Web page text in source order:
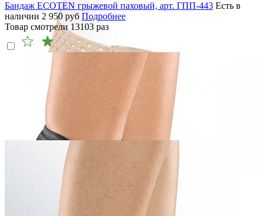
Бандаж ECOTEN грыжевой паховый, арт. ГПП-443 Есть в
наличии 2 950 руб Подробнее
Товар смотрели 13103 раз